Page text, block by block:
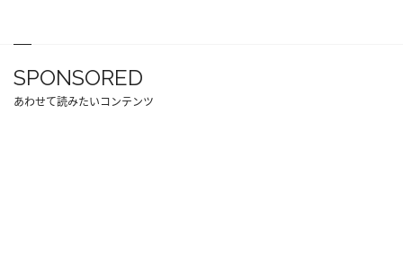
SPONSORED
あわせて読みたいコンテンツ